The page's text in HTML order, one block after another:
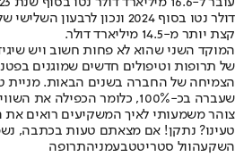
קצת יותר מ-14.5 מיליארד דולר.
המוקד השני שהוא לא פחות חשוב ויש
של תרופות וטיפולים חדשים שמוגנים
הצמיחה של החברה בשנים הבאות.
שעברה בכ-100%, כלומר
צוהר משמעותי לאיך המשקיעים רואים
טעינו? נתקן! אם מצאתם טעות בכתבה,
השקעהוול סטריטטבעמניהתרופה